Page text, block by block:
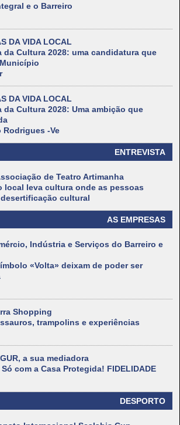
e o Barreiro
DA VIDA LOCAL
da Cultura 2028: uma candidatura que
DA VIDA LOCAL
Cultura 2028: Uma ambição que
Rodrigues -Ve
ENTREVISTA
de Teatro Artimanha
local leva cultura onde as pessoas
cultural
AS EMPRESAS
Indústria e Serviços do Barreiro e
«Volta» deixam de poder ser
Shopping
trampolins e experiências
a sua mediadora
com a Casa Protegida! FIDELIDADE
DESPORTO